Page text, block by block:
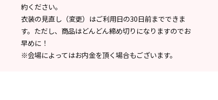
約ください。
衣装の見直し（変更）はご利用日の30日前までできま
す。ただし、商品はどんどん締め切りになりますのでお
早めに！
※会場によってはお内金を頂く場合もございます。